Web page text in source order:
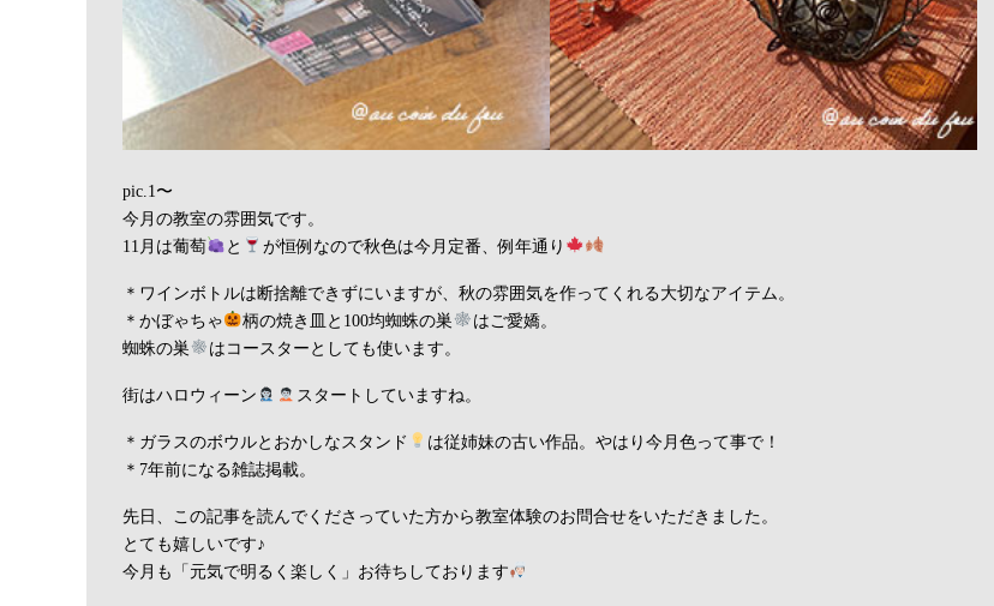
pic.1〜
今月の教室の雰囲気です。
11月は葡萄
と が恒例なので秋色は今月定番、例年通り
＊ワインボトルは断捨離できずにいますが、秋の雰囲気を作ってくれる大切なアイテム。
＊かぼゃちゃ
柄の焼き皿と100均蜘蛛の巣
はご愛嬌。
蜘蛛の巣
はコースターとしても使います。
街はハロウィーン スタートしていますね。
＊ガラスのボウルとおかしなスタンド
は従姉妹の古い作品。やはり今月色って事で！
＊7年前になる雑誌掲載。
先日、この記事を読んでくださっていた方から教室体験のお問合せをいただきました。
とても嬉しいです♪
今月も「元気で明るく楽しく」お待ちしております